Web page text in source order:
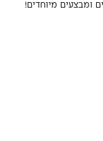
ומבצעים מיוחדים!